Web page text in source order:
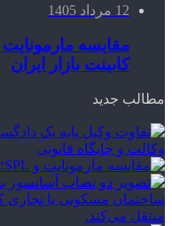
12 مرداد 1405
کابینت بازار ایران
مطالب جدید